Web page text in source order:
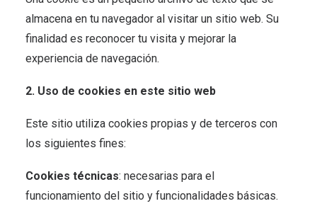
almacena en tu navegador al visitar un sitio web. Su
finalidad es reconocer tu visita y mejorar la
experiencia de navegación.
2. Uso de cookies en este sitio web
Este sitio utiliza cookies propias y de terceros con
los siguientes fines:
Cookies técnicas: necesarias para el
funcionamiento del sitio y funcionalidades básicas.